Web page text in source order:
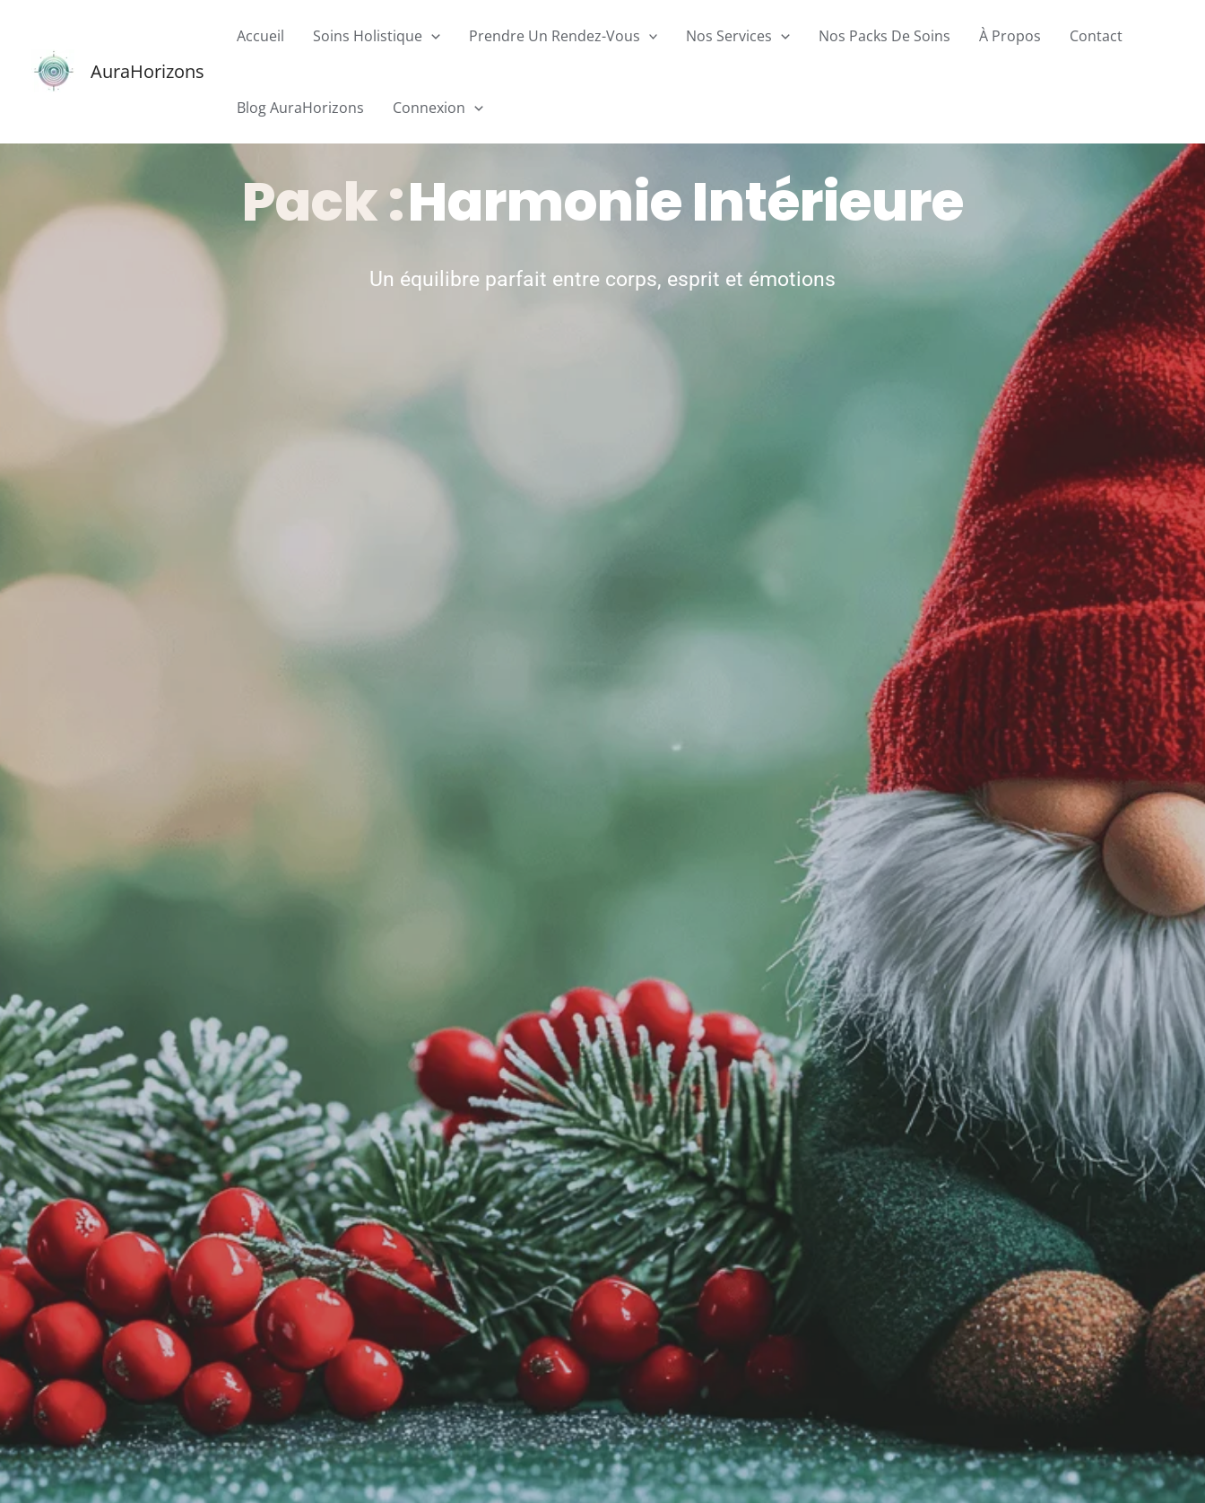
contenu
AuraHorizons
Accueil Soins Holistique Prendre Un Rendez-Vous Nos Services Nos Packs De Soins À Propos Contact
Blog AuraHorizons Connexion
Pack :Harmonie Intérieure
Un équilibre parfait entre corps, esprit et émotions